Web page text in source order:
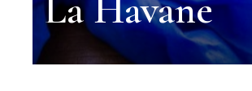
La Havane